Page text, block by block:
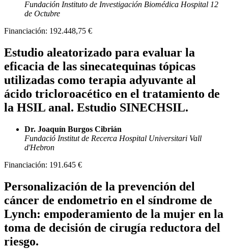
Fundación Instituto de Investigación Biomédica Hospital 12
de Octubre
Financiación: 192.448,75 €
Estudio aleatorizado para evaluar la
eficacia de las sinecatequinas tópicas
utilizadas como terapia adyuvante al
ácido tricloroacético en el tratamiento de
la HSIL anal. Estudio SINECHSIL.
Dr. Joaquín Burgos Cibrián
Fundació Institut de Recerca Hospital Universitari Vall
d'Hebron
Financiación: 191.645 €
Personalización de la prevención del
cáncer de endometrio en el síndrome de
Lynch: empoderamiento de la mujer en la
toma de decisión de cirugía reductora del
riesgo.